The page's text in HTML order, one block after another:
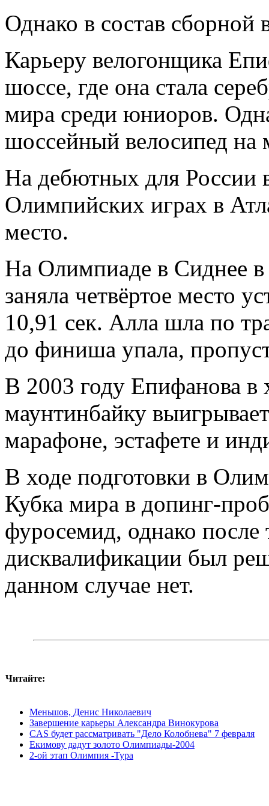
Однако в состав сборной
Карьеру велогонщика
шоссе, где она стала
мира среди юниоров.
шоссейный велосипед на
На дебютных для России
Олимпийских играх в
место.
На Олимпиаде в Сиднее
заняла четвёртое место
10,91 сек. Алла шла по
до финиша упала,
В 2003 году Епифанова в
маунтинбайку
марафоне, эстафете и
В ходе подготовки в
Кубка мира в допинг-
фуросемид, однако после
дисквалификации был
данном случае нет.
Читайте:
Меньшов, Денис Николаевич
Завершение карьеры Александра Винокурова
CAS будет рассматривать "Дело Колобнева" 7 февраля
Екимову дадут золото Олимпиады-2004
2-ой этап Олимпия -Тура